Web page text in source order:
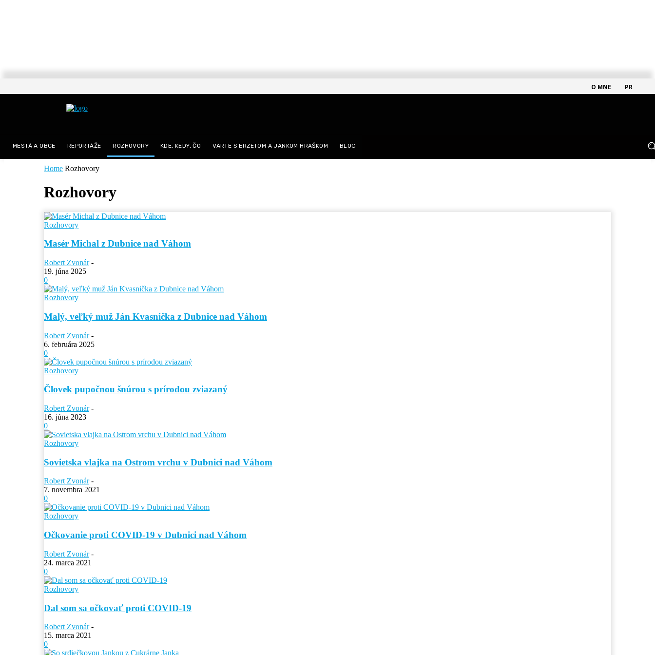
O MNE PR
MESTÁ A OBCE REPORTÁŽE ROZHOVORY KDE, KEDY, ČO VARTE S ERZETOM A JANKOM HRAŠKOM BLOG
Home Rozhovory
Rozhovory
Rozhovory
Masér Michal z Dubnice nad Váhom
Robert Zvonár -
19. júna 2025
0
Rozhovory
Malý, veľký muž Ján Kvasnička z Dubnice nad Váhom
Robert Zvonár -
6. februára 2025
0
Rozhovory
Človek pupočnou šnúrou s prírodou zviazaný
Robert Zvonár -
16. júna 2023
0
Rozhovory
Sovietska vlajka na Ostrom vrchu v Dubnici nad Váhom
Robert Zvonár -
7. novembra 2021
0
Rozhovory
Očkovanie proti COVID-19 v Dubnici nad Váhom
Robert Zvonár -
24. marca 2021
0
Rozhovory
Dal som sa očkovať proti COVID-19
Robert Zvonár -
15. marca 2021
0